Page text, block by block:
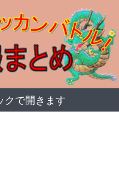
で開きます